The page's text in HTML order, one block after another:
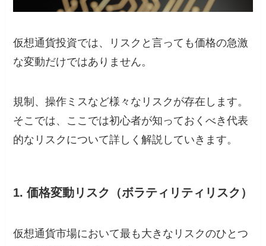
仮想通貨投資では、リスクと言っても価格の急激
な変動だけではありません。
規制、操作ミスなど様々なリスクが存在します。
そこでは、ここでは初心者が知っておくべき代表
的なリスクについて詳しく解説していきます。
1. 価格変動リスク（ボラティリティリスク）
仮想通貨市場において最も大きなリスクのひとつ